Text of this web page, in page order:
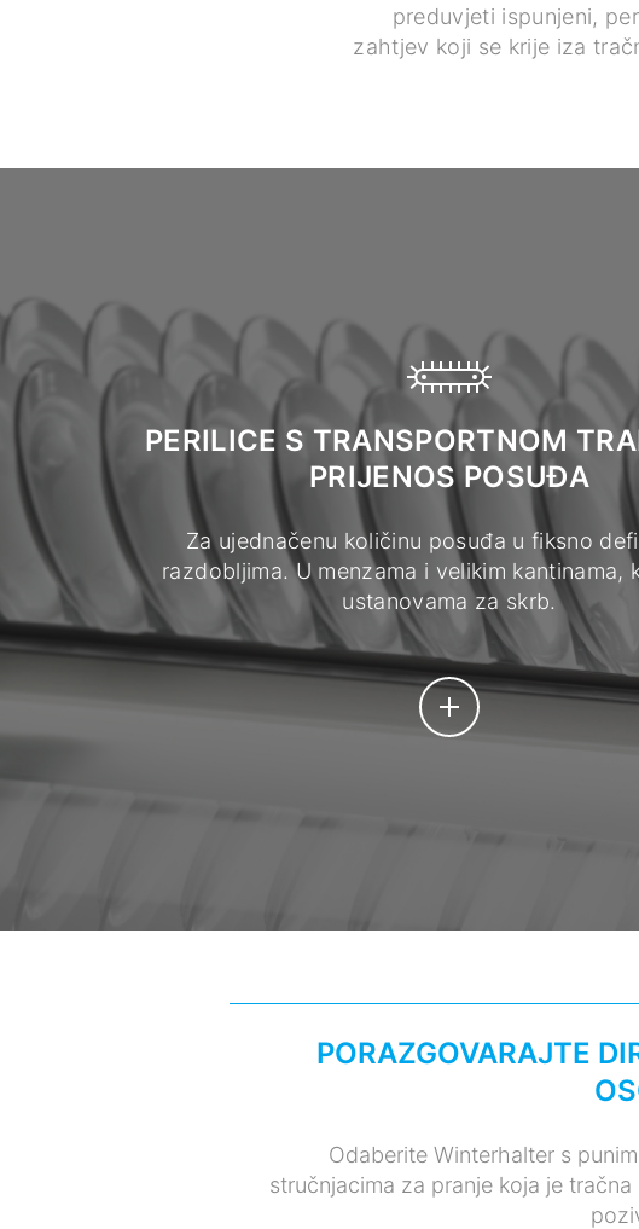
preduvjeti ispunjeni,
zahtjev koji se krije iza
PERILICE S TRANSPORTNOM
PRIJENOS POSUĐA
Za ujednačenu količinu posuđa u fiksno
razdobljima. U menzama i velikim kantinama,
ustanovama za skrb.
PORAZGOVARAJTE
Odaberite Winterhalter s
stručnjacima za pranje koja je